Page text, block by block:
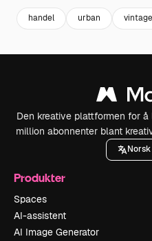
handel urban vintage
Den kreative plattformen for
million abonnenter blant
Produkter
Spaces
AI-assistent
AI Image Generator